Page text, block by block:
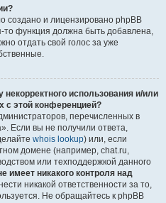
создано и лицензировано phpBB
то функция должна быть добавлена,
отдать свой голос за уже
использования и/или
с этой конференцией?
перечисленных в
Если вы не получили ответа,
whois lookup) или, если
домене (например, chat.ru,
или техподдержкой данного
имеет никакого контроля над
никакой ответственности за то,
Не обращайтесь к phpBB